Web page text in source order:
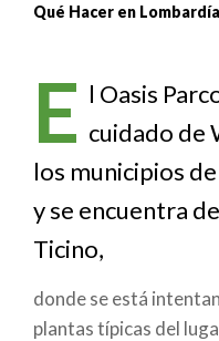
enlaces
de
ayuda
a
la
Qué Hacer en Lombardía
E l Oasis
cuidado de
los municipios
y se encuentra
Ticino,
donde se está
plantas típicas del